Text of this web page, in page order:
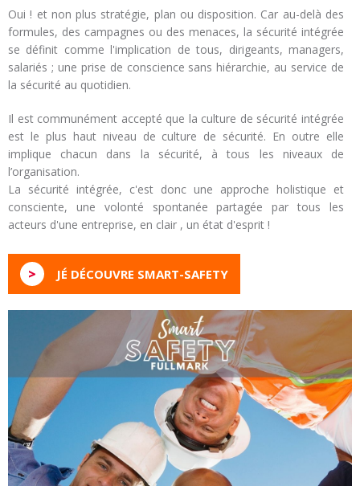
Oui ! et non plus stratégie, plan ou disposition. Car au-delà des
formules, des campagnes ou des menaces, la sécurité intégrée
se définit comme l'implication de tous, dirigeants, managers,
salariés ; une prise de conscience sans hiérarchie, au service de
la sécurité au quotidien.
Il est communément accepté que la culture de sécurité intégrée
est le plus haut niveau de culture de sécurité. En outre elle
implique chacun dans la sécurité, à tous les niveaux de
l’organisation.
La sécurité intégrée, c'est donc une approche holistique et
consciente, une volonté spontanée partagée par tous les
acteurs d'une entreprise, en clair , un état d'esprit !
> JÉ DÉCOUVRE SMART-SAFETY